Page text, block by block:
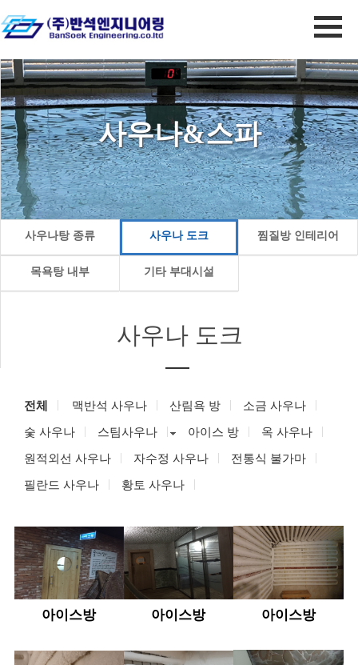
사우나&스파
사우나탕 종류 사우나 도크 찜질방 인테리어
목욕탕 내부 기타 부대시설
사우나 도크
전체 맥반석 사우나 산림욕 방 소금 사우나
숯 사우나 스팀사우나 아이스 방 옥 사우나
원적외선 사우나 자수정 사우나 전통식 불가마
필란드 사우나 황토 사우나
아이스방 아이스방 아이스방